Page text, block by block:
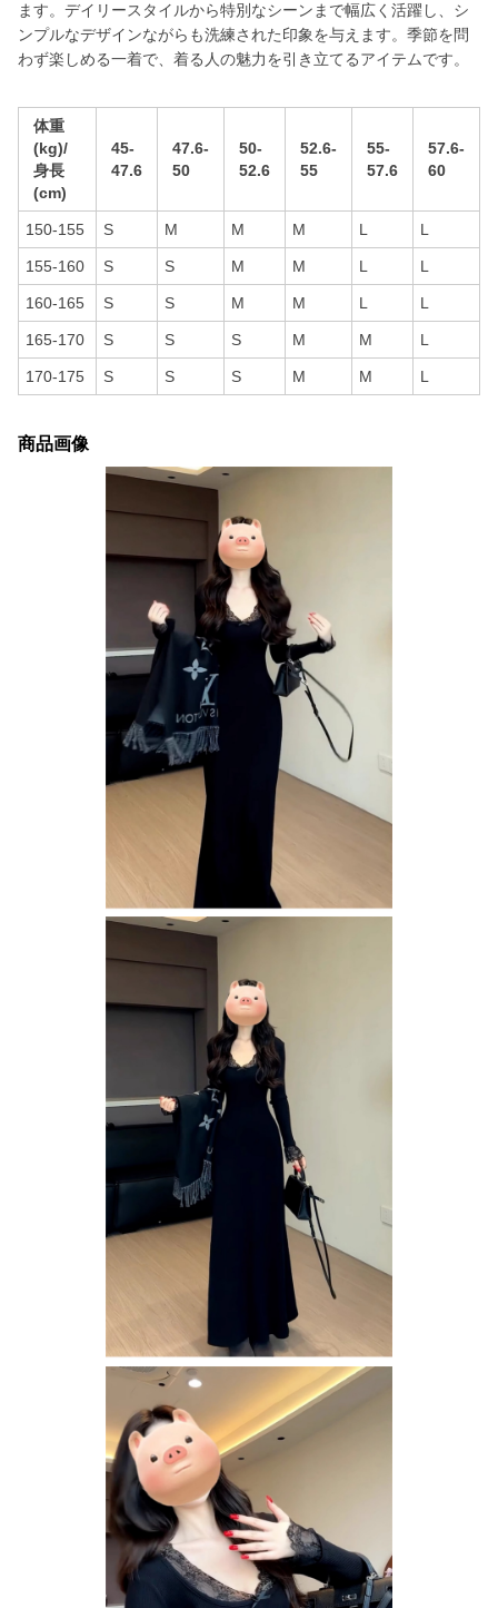
ます。デイリースタイルから特別なシーンまで幅広く活躍し、シ
ンプルなデザインながらも洗練された印象を与えます。季節を問
わず楽しめる一着で、着る人の魅力を引き立てるアイテムです。
体重
(kg)/
身長
(cm)
45-
47.6
47.6-
50
50-
52.6
52.6-
55
55-
57.6
57.6-
60
150-155 S M M M L L
155-160 S S M M L L
160-165 S S M M L L
165-170 S S S M M L
170-175 S S S M M L
商品画像